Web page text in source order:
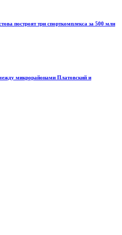
построят три спорткомплекса за 500 млн
микрорайонами Платовский и